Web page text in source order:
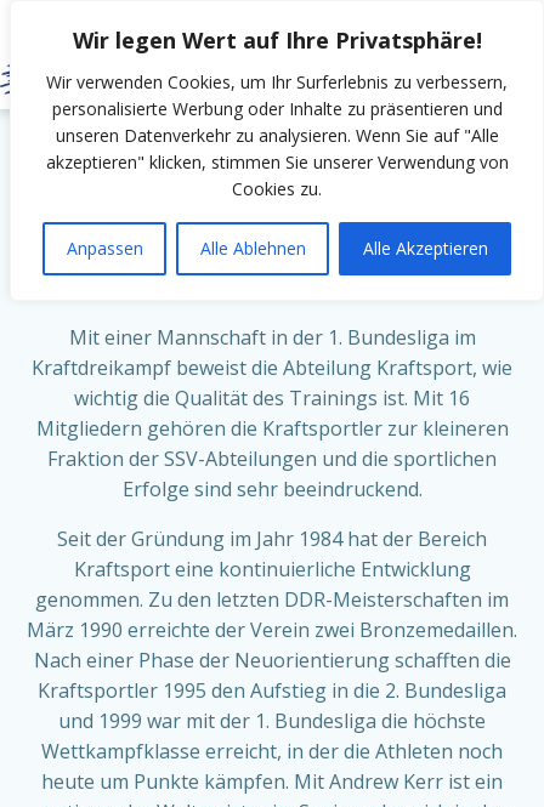
Wir legen Wert auf Ihre Privatsphäre!
Wir verwenden Cookies, um Ihr Surferlebnis zu verbessern,
personalisierte Werbung oder Inhalte zu präsentieren und
unseren Datenverkehr zu analysieren. Wenn Sie auf "Alle
akzeptieren" klicken, stimmen Sie unserer Verwendung von
Cookies zu.
Anpassen Alle Ablehnen Alle Akzeptieren
Inhalt
springen
AbteilungKraftspor
t
Mit einer Mannschaft in der 1. Bundesliga im
Kraftdreikampf beweist die Abteilung Kraftsport, wie
wichtig die Qualität des Trainings ist. Mit 16
Mitgliedern gehören die Kraftsportler zur kleineren
Fraktion der SSV-Abteilungen und die sportlichen
Erfolge sind sehr beeindruckend.
Seit der Gründung im Jahr 1984 hat der Bereich
Kraftsport eine kontinuierliche Entwicklung
genommen. Zu den letzten DDR-Meisterschaften im
März 1990 erreichte der Verein zwei Bronzemedaillen.
Nach einer Phase der Neuorientierung schafften die
Kraftsportler 1995 den Aufstieg in die 2. Bundesliga
und 1999 war mit der 1. Bundesliga die höchste
Wettkampfklasse erreicht, in der die Athleten noch
heute um Punkte kämpfen. Mit Andrew Kerr ist ein